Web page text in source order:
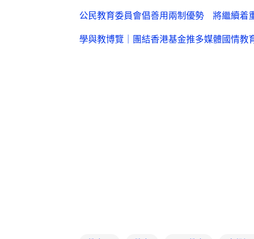
公民教育委員會倡善用兩制優勢 將繼續着
學與教博覽｜團結香港基金推多媒體國情